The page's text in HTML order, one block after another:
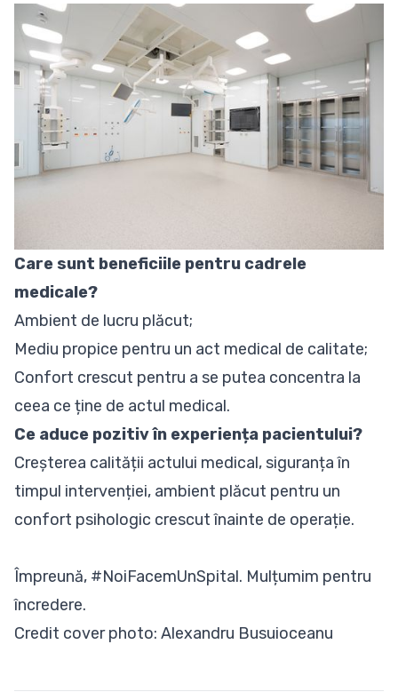
Care sunt beneficiile pentru cadrele
medicale?
Ambient de lucru plăcut;
Mediu propice pentru un act medical de calitate;
Confort crescut pentru a se putea concentra la
ceea ce ține de actul medical.
Ce aduce pozitiv în experiența pacientului?
Creșterea calității actului medical, siguranța în
timpul intervenției, ambient plăcut pentru un
confort psihologic crescut înainte de operație.
Împreună, #NoiFacemUnSpital. Mulțumim pentru
încredere.
Credit cover photo: Alexandru Busuioceanu